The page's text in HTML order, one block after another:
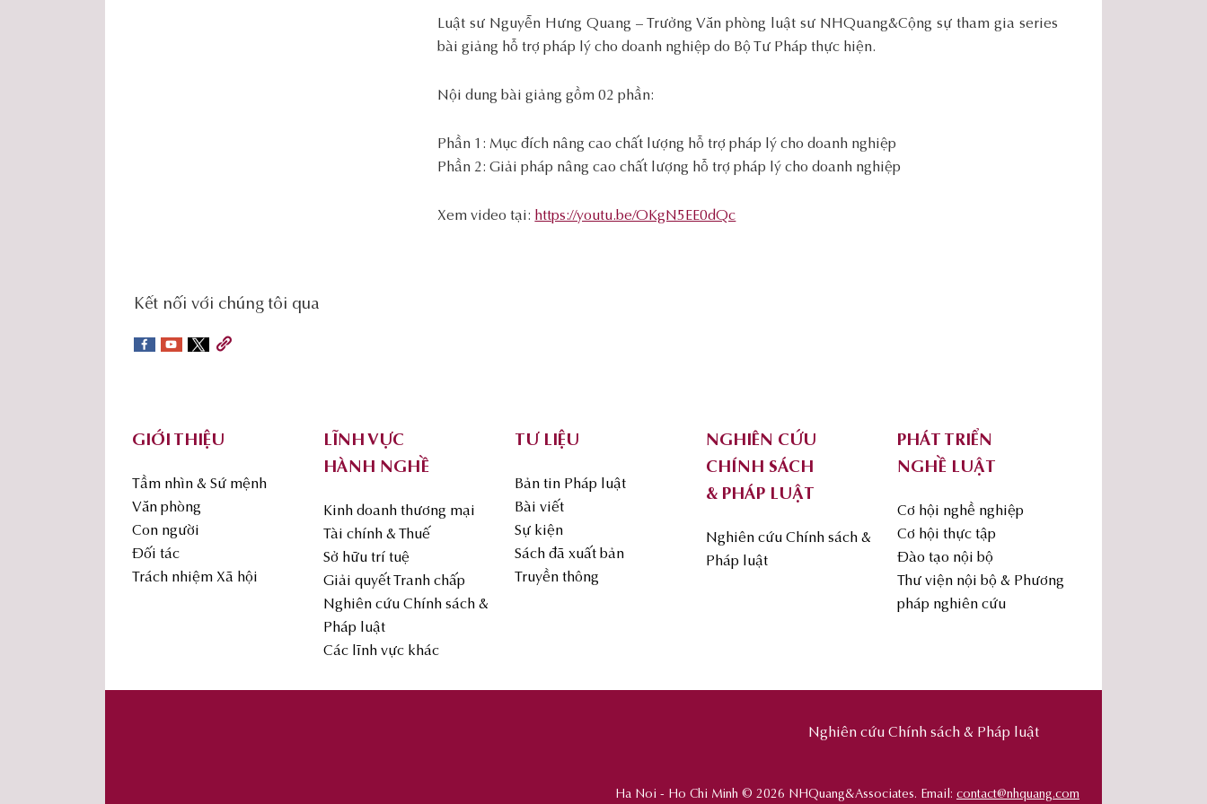
Luật sư Nguyễn Hưng Quang – Trưởng Văn phòng luật sư NHQuang&Cộng sự tham gia series
bài giảng hỗ trợ pháp lý cho doanh nghiệp do Bộ Tư Pháp thực hiện.
Nội dung bài giảng gồm 02 phần:
Phần 1: Mục đích nâng cao chất lượng hỗ trợ pháp lý cho doanh nghiệp
Phần 2: Giải pháp nâng cao chất lượng hỗ trợ pháp lý cho doanh nghiệp
Xem video tại: https://youtu.be/OKgN5EE0dQc
social-
sidebar
Kết nối với chúng tôi qua
GIỚI THIỆU
Tầm nhìn & Sứ mệnh
Văn phòng
Con người
Đối tác
Trách nhiệm Xã hội
LĨNH VỰC
HÀNH NGHỀ
Kinh doanh thương mại
Tài chính & Thuế
Sở hữu trí tuệ
Giải quyết Tranh chấp
Nghiên cứu Chính sách &
Pháp luật
Các lĩnh vực khác
TƯ LIỆU
Bản tin Pháp luật
Bài viết
Sự kiện
Sách đã xuất bản
Truyền thông
NGHIÊN CỨU
CHÍNH SÁCH
& PHÁP LUẬT
Nghiên cứu Chính sách &
Pháp luật
PHÁT TRIỂN
NGHỀ LUẬT
Cơ hội nghề nghiệp
Cơ hội thực tập
Đào tạo nội bộ
Thư viện nội bộ & Phương
pháp nghiên cứu
Nghiên cứu Chính sách & Pháp luật
Ha Noi - Ho Chi Minh © 2026 NHQuang&Associates. Email: contact@nhquang.com